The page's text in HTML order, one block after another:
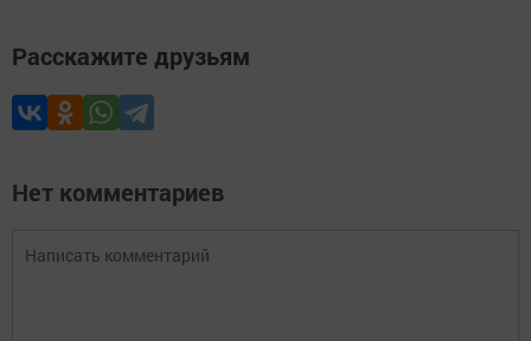
Расскажите друзьям
Нет комментариев